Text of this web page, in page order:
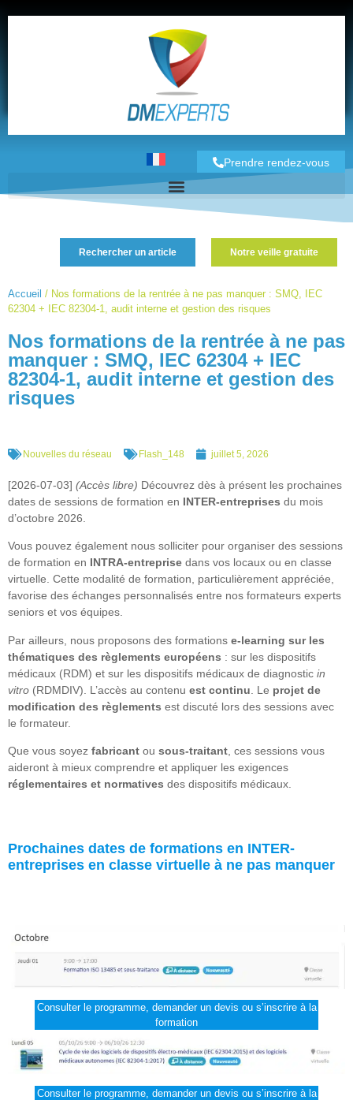
Prendre rendez-vous
Accueil / Nos formations de la rentrée à ne pas manquer : SMQ, IEC
62304 + IEC 82304-1, audit interne et gestion des risques
Nos formations de la rentrée à ne pas
manquer : SMQ, IEC 62304 + IEC
82304-1, audit interne et gestion des
risques
Rechercher un article Notre veille gratuite
Nouvelles du réseau Flash_148 juillet 5, 2026
[2026-07-03] (Accès libre) Découvrez dès à présent les prochaines
dates de sessions de formation en INTER-entreprises du mois
d’octobre 2026.
Vous pouvez également nous solliciter pour organiser des sessions
de formation en INTRA-entreprise dans vos locaux ou en classe
virtuelle. Cette modalité de formation, particulièrement appréciée,
favorise des échanges personnalisés entre nos formateurs experts
seniors et vos équipes.
Par ailleurs, nous proposons des formations e-learning sur les
thématiques des règlements européens : sur les dispositifs
médicaux (RDM) et sur les dispositifs médicaux de diagnostic in
vitro (RDMDIV). L’accès au contenu est continu . Le projet de
modification des règlements est discuté lors des sessions avec
le formateur.
Que vous soyez fabricant ou sous-traitant , ces sessions vous
aideront à mieux comprendre et appliquer les exigences
réglementaires et normatives des dispositifs médicaux.
Prochaines dates de formations en INTER-
entreprises en classe virtuelle à ne pas manquer
Consulter le programme, demander un devis ou s’inscrire à la
formation
Consulter le programme, demander un devis ou s’inscrire à la